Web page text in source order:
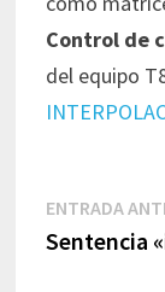
Control de
del equipo
Navegación
entradas
ENTRADA
Sentencia